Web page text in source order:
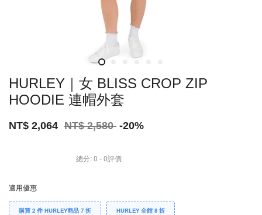
HURLEY｜女 BLISS CROP ZIP
HOODIE 連帽外套
NT$ 2,064 NT$ 2,580 -20%
總分:0 -0評價
適用優惠
購買 2 件 HURLEY商品 7 折 HURLEY 全館 8 折